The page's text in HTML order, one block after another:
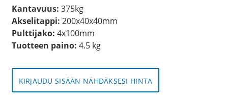
Kantavuus: 375kg
Akselitappi: 200x40x40mm
Pulttijako: 4x100mm
Tuotteen paino: 4.5 kg
KIRJAUDU SISÄÄN NÄHDÄKSESI HINTA